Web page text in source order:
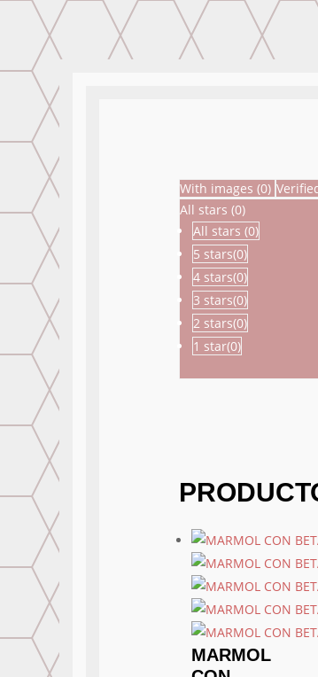
With images (0)
All stars (0)
All stars (0)
5 stars(0)
4 stars(0)
3 stars(0)
2 stars(0)
1 star(0)
MARMOL